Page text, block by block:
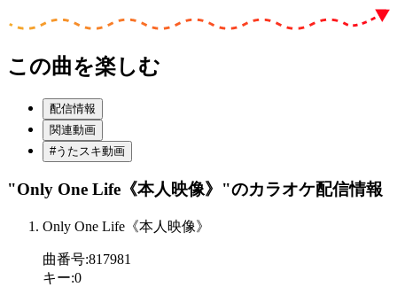
この曲を楽しむ
配信情報
関連動画
#うたスキ動画
"Only One Life《本人映像》"のカラオケ配信情報
Only One Life《本人映像》
曲番号:817981
キー:0